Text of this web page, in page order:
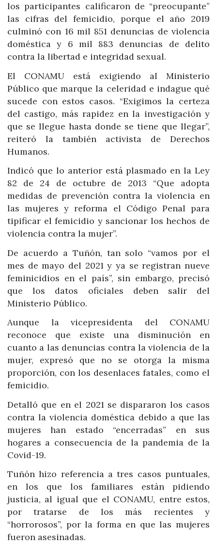
los participantes calificaron de “preocupante”
las cifras del femicidio, porque el año 2019
culminó con 16 mil 851 denuncias de violencia
doméstica y 6 mil 883 denuncias de delito
contra la libertad e integridad sexual.
El CONAMU está exigiendo al Ministerio
Público que marque la celeridad e indague qué
sucede con estos casos. “Exigimos la certeza
del castigo, más rapidez en la investigación y
que se llegue hasta donde se tiene que llegar”,
reiteró la también activista de Derechos
Humanos.
Indicó que lo anterior está plasmado en la Ley
82 de 24 de octubre de 2013 “Que adopta
medidas de prevención contra la violencia en
las mujeres y reforma el Código Penal para
tipificar el femicidio y sancionar los hechos de
violencia contra la mujer”.
De acuerdo a Tuñón, tan solo “vamos por el
mes de mayo del 2021 y ya se registran nueve
feminicidios en el país”, sin embargo, precisó
que los datos oficiales deben salir del
Ministerio Público.
Aunque la vicepresidenta del CONAMU
reconoce que existe una disminución en
cuanto a las denuncias contra la violencia de la
mujer, expresó que no se otorga la misma
proporción, con los desenlaces fatales, como el
femicidio.
Detalló que en el 2021 se dispararon los casos
contra la violencia doméstica debido a que las
mujeres han estado “encerradas” en sus
hogares a consecuencia de la pandemia de la
Covid-19.
Tuñón hizo referencia a tres casos puntuales,
en los que los familiares están pidiendo
justicia, al igual que el CONAMU, entre estos,
por tratarse de los más recientes y
“horrorosos”, por la forma en que las mujeres
fueron asesinadas.